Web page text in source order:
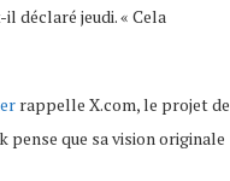
déclaré jeudi. « Cela
rappelle X.com, le projet de
pense que sa vision originale